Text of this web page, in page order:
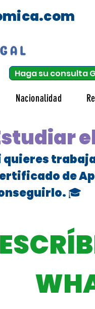
Haga su consulta
Nacionalidad
quieres
de
🎓